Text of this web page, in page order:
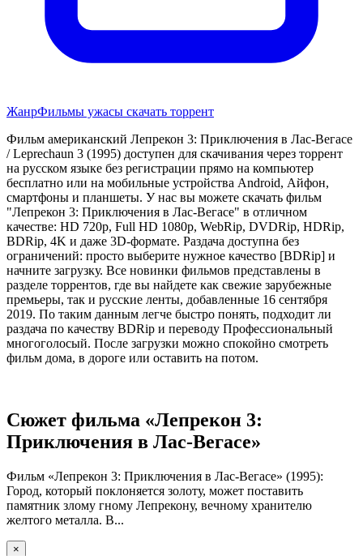
ЖанрФильмы ужасы скачать торрент
Фильм американский Лепрекон 3: Приключения в Лас-Вегасе
/ Leprechaun 3 (1995) доступен для скачивания через торрент
на русском языке без регистрации прямо на компьютер
бесплатно или на мобильные устройства Android, Айфон,
смартфоны и планшеты. У нас вы можете скачать фильм
"Лепрекон 3: Приключения в Лас-Вегасе" в отличном
качестве: HD 720p, Full HD 1080p, WebRip, DVDRip, HDRip,
BDRip, 4K и даже 3D-формате. Раздача доступна без
ограничений: просто выберите нужное качество [BDRip] и
начните загрузку. Все новинки фильмов представлены в
разделе торрентов, где вы найдете как свежие зарубежные
премьеры, так и русские ленты, добавленные 16 сентября
2019. По таким данным легче быстро понять, подходит ли
раздача по качеству BDRip и переводу Профессиональный
многоголосый. После загрузки можно спокойно смотреть
фильм дома, в дороге или оставить на потом.
Сюжет фильма «Лепрекон 3:
Приключения в Лас-Вегасе»
Фильм «Лепрекон 3: Приключения в Лас-Вегасе» (1995):
Город, который поклоняется золоту, может поставить
памятник злому гному Лепрекону, вечному хранителю
желтого металла. В...
×